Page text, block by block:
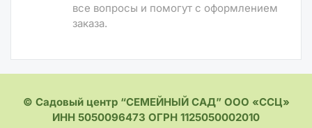
все вопросы и помогут с оформлением
заказа.
© Садовый центр “СЕМЕЙНЫЙ САД” ООО «ССЦ»
ИНН 5050096473 ОГРН 1125050002010